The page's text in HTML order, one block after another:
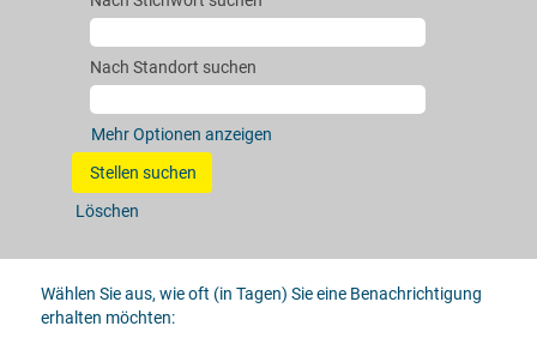
Nach Standort suchen
Mehr Optionen anzeigen
Löschen
Wählen Sie aus, wie oft (in Tagen) Sie eine Benachrichtigung
erhalten möchten: